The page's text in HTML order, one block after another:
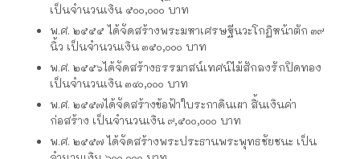
เป็นจำนวนเงิน ๕๐๐,๐๐๐ บาท
พ.ศ. ๒๕๕๕ ได้จัดสร้างพระมหาเศรษฐีนวะโกฏิหน้าตัก ๓๙
นิ้ว เป็นจำนวนเงิน ๓๕๐,๐๐๐ บาท
พ.ศ. ๒๕๕๖ได้จัดสร้างธรรมาสน์เทศน์ไม้สักลงรักปิดทอง
เป็นจำนวนเงิน ๓๔๐,๐๐๐ บาท
พ.ศ. ๒๕๕๗ได้จัดสร้างข้อฟ้าใบระกาดินเผา สิ้นเงินค่า
ก่อสร้าง เป็นจำนวนเงิน ๙,๕๐๐,๐๐๐ บาท
พ.ศ. ๒๕๕๗ ได้จัดสร้างพระประธานพระพุทธชัยชนะ เป็น